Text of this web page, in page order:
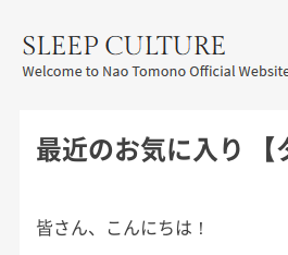
CULTURE
最近のお気に入り 【
皆さん、こんにちは！